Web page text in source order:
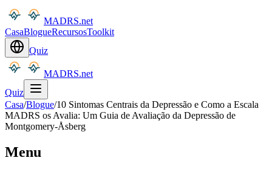
MADRS.net
CasaBlogueRecursosToolkit
Quiz
MADRS.net
Quiz
Casa/Blogue/10 Sintomas Centrais da Depressão e Como a Escala
MADRS os Avalia: Um Guia de Avaliação da Depressão de
Montgomery-Åsberg
Menu